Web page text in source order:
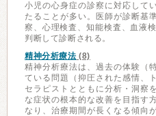
小児の心身症の診察に対応して
たることが多い。医師が診断基
察、心理検査、知能検査、血液
判断して診断される。
精神分析療法 (8)
精神分析療法は、過去の体験（
ている問題（抑圧された感情、
セラピストとともに分析・洞察
な症状の根本的な改善を目指す
なり、治療期間が長くなる傾向